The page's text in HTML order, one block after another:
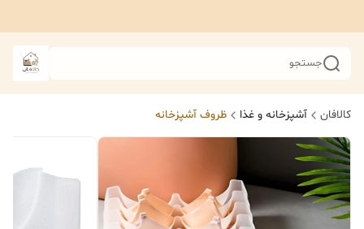
جستجو
کالافان آشپزخانه و غذا ظروف آشپزخانه